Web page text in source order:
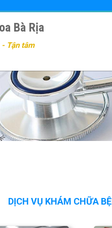
Bà Rịa
Tận tâm
DỊCH VỤ KHÁM CHỮA